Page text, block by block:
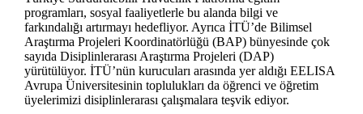
programları, sosyal faaliyetlerle bu alanda bilgi ve
farkındalığı artırmayı hedefliyor. Ayrıca İTÜ’de Bilimsel
Araştırma Projeleri Koordinatörlüğü (BAP) bünyesinde çok
sayıda Disiplinlerarası Araştırma Projeleri (DAP)
yürütülüyor. İTÜ’nün kurucuları arasında yer aldığı EELISA
Avrupa Üniversitesinin toplulukları da öğrenci ve öğretim
üyelerimizi disiplinlerarası çalışmalara teşvik ediyor.